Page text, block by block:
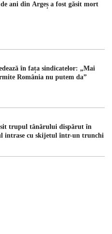
ani din Argeș a fost găsit mort
în fața sindicatelor: „Mai
România nu putem da”
trupul tânărului dispărut în
intrase cu skijetul într-un trunchi